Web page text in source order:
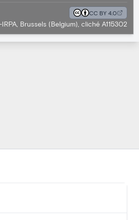
CC BY 4.0
IRPA, Brussels (Belgium), cliché A115302